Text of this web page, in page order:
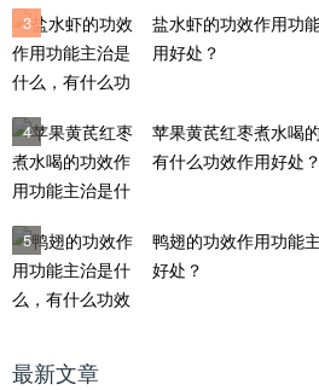
3
盐水虾的功效作用功
用好处？
4
苹果黄芪红枣煮水喝
有什么功效作用好处？
5
鸭翅的功效作用功能
好处？
最新文章